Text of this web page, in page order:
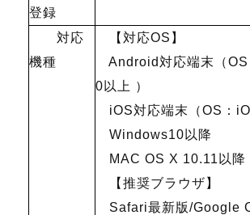
登録
対応
機種
【対応OS 】
Android対応端末（OS
0 以上 ）
iOS対応端末（OS ：
Windows10以降
MAC OS X 10.11以降
【推奨ブラウザ】
Safari最新版/Google